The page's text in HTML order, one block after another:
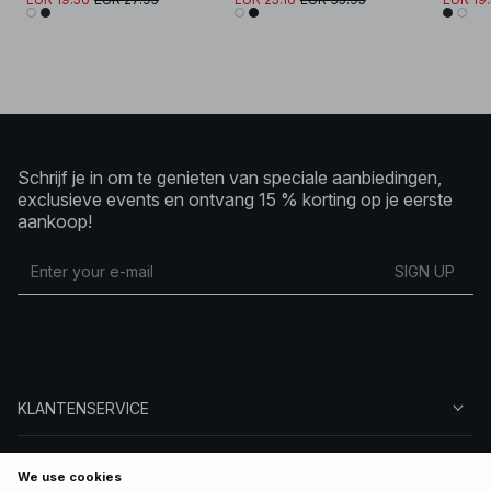
Schrijf je in om te genieten van speciale aanbiedingen,
exclusieve events en ontvang 15 % korting op je eerste
aankoop!
SIGN UP
KLANTENSERVICE